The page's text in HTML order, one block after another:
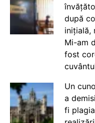
după
inițială,
Mi-am
fost
Un
a
fi